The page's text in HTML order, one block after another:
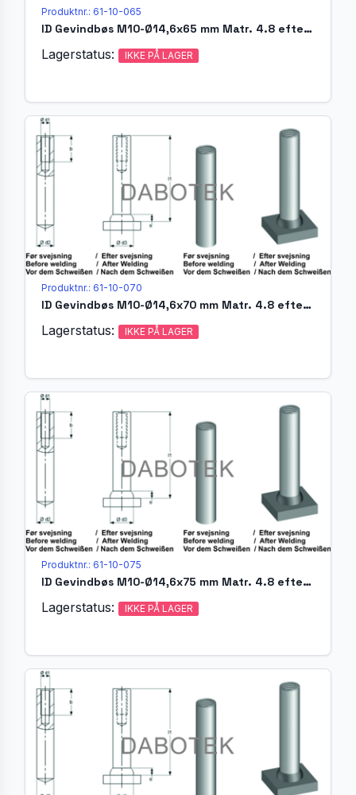
Produktnr.: 61-10-065
ID Gevindbøs M10-Ø14,6x65 mm Matr. 4.8 efter EN ISO 13918
Lagerstatus: IKKE PÅ LAGER
Produktnr.: 61-10-070
ID Gevindbøs M10-Ø14,6x70 mm Matr. 4.8 efter EN ISO 13918
Lagerstatus: IKKE PÅ LAGER
Produktnr.: 61-10-075
ID Gevindbøs M10-Ø14,6x75 mm Matr. 4.8 efter EN ISO 13918
Lagerstatus: IKKE PÅ LAGER